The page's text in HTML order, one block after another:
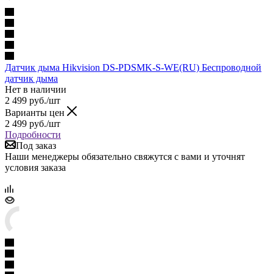
Датчик дыма Hikvision DS-PDSMK-S-WE(RU) Беспроводной
датчик дыма
Нет в наличии
2 499 руб./шт
Варианты цен
2 499 руб./шт
Подробности
Под заказ
Наши менеджеры обязательно свяжутся с вами и уточнят
условия заказа